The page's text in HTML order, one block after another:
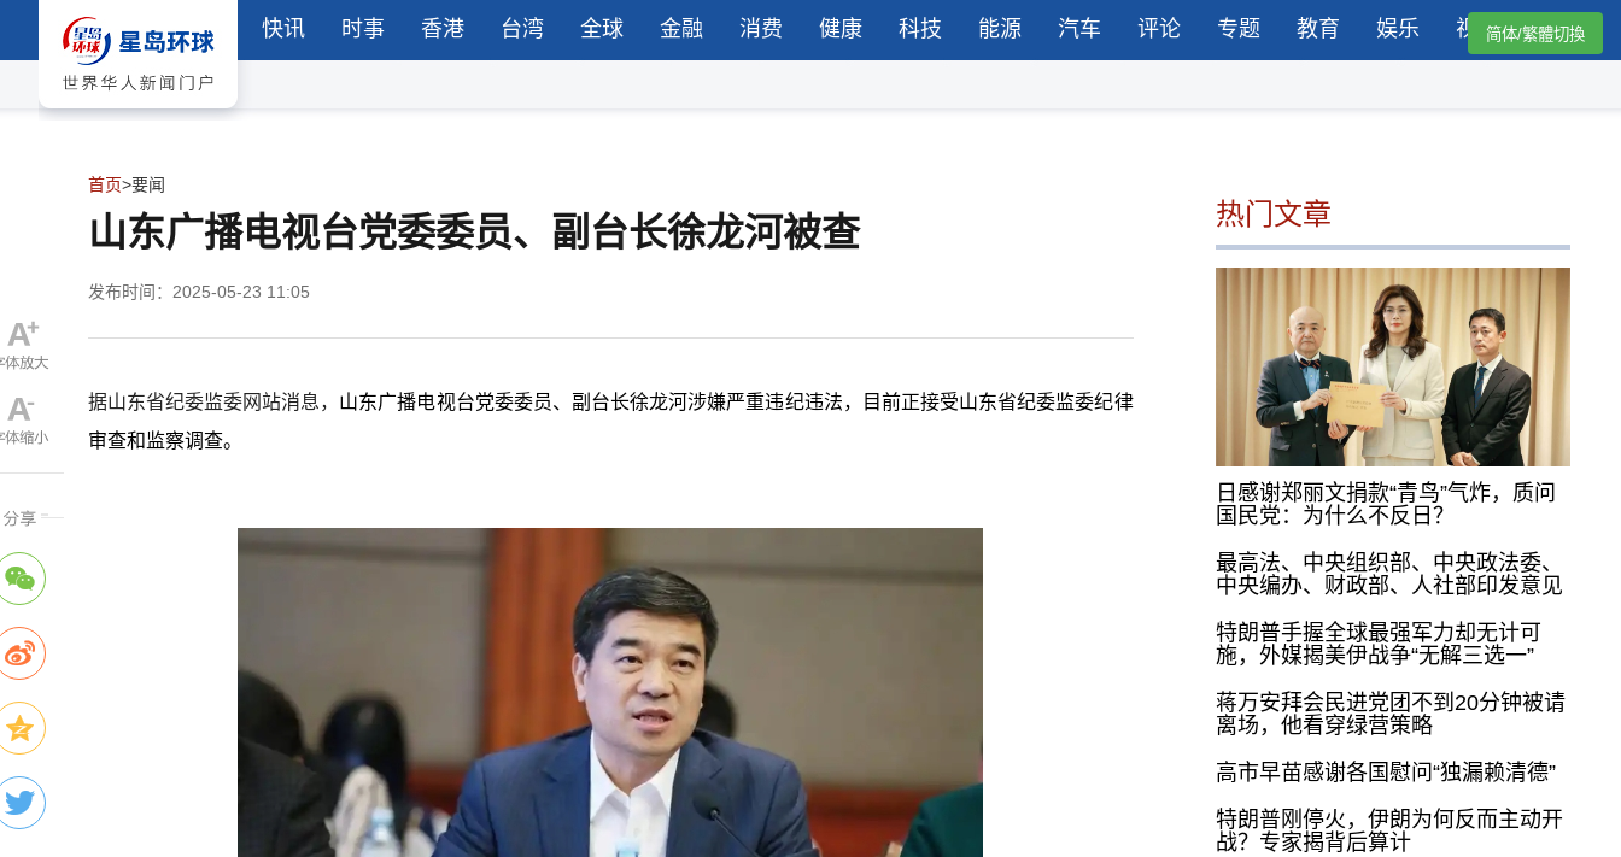
快讯 时事 香港 台湾 全球 金融 消费 健康 科技 能源 汽车 评论 专题 教育 娱乐 视频简体/繁體切換
首页>要闻
山东广播电视台党委委员、副台长徐龙河被查
发布时间：2025-05-23 11:05
据山东省纪委监委网站消息， 山东广播电视台党委委员、副台长徐龙河涉嫌严重违纪违法，目前正接受山东省纪委监委纪律
审查和监察调查。
热门文章
日感谢郑丽文捐款“青鸟”气炸，质问
国民党：为什么不反日？
最高法、中央组织部、中央政法委、
中央编办、财政部、人社部印发意见
特朗普手握全球最强军力却无计可
施，外媒揭美伊战争“无解三选一”
蒋万安拜会民进党团不到20分钟被请
离场，他看穿绿营策略
高市早苗感谢各国慰问“独漏赖清德”
特朗普刚停火，伊朗为何反而主动开
战？专家揭背后算计